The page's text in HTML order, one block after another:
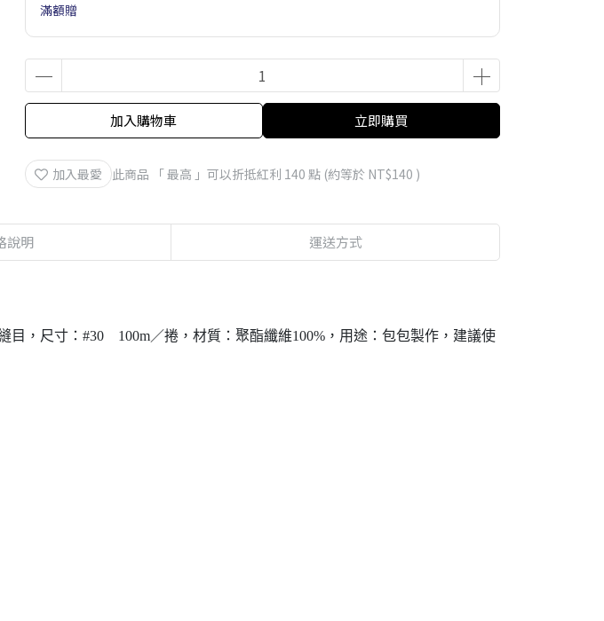
滿額贈
加入購物車 立即購買
加入最愛 此商品 「 最高 」可以折抵紅利 140 點 (約等於 NT$140 )
說明 運送方式
，尺寸：#30 100m／捲，材質：聚酯纖維100%，用途：包包製作，建議使